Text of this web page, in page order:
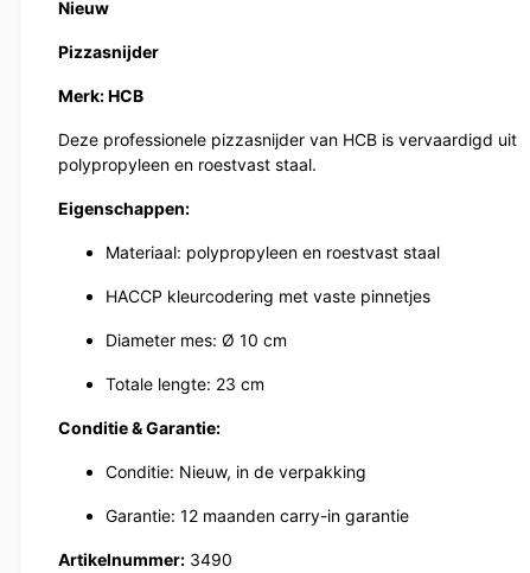
Nieuw
Pizzasnijder
Merk: HCB
Deze professionele pizzasnijder van HCB is vervaardigd uit
polypropyleen en roestvast staal.
Eigenschappen:
Materiaal: polypropyleen en roestvast staal
HACCP kleurcodering met vaste pinnetjes
Diameter mes: Ø 10 cm
Totale lengte: 23 cm
Conditie & Garantie:
Conditie: Nieuw, in de verpakking
Garantie: 12 maanden carry-in garantie
Artikelnummer: 3490